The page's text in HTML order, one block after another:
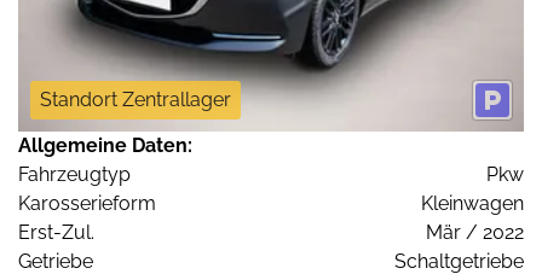
Standort Zentrallager
Allgemeine Daten:
Fahrzeugtyp
Pkw
Karosserieform
Kleinwagen
Erst-Zul.
Mär / 2022
Getriebe
Schaltgetriebe